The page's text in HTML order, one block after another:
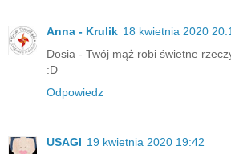
Anna - Krulik 18 kwietnia 2020
Dosia - Twój mąż robi świetne
:D
Odpowiedz
USAGI 19 kwietnia 2020 19:42